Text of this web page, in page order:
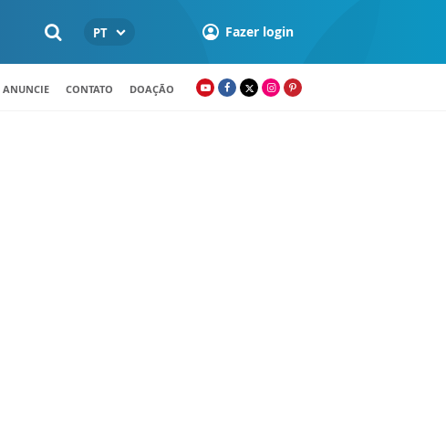
PT Fazer login
ANUNCIE CONTATO DOAÇÃO